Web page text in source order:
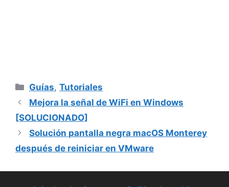
Categorías
Guías,Tutoriales
Mejora la señal de WiFi en Windows
[SOLUCIONADO]
Solución pantalla negra macOS Monterey
después de reiniciar en VMware